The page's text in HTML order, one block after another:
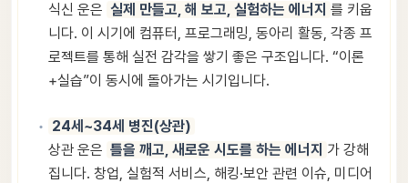
식신 운은 실제 만들고, 해 보고, 실험하는 에너지 를 키웁
니다. 이 시기에 컴퓨터, 프로그래밍, 동아리 활동, 각종 프
로젝트를 통해 실전 감각을 쌓기 좋은 구조입니다. “이론
+실습”이 동시에 돌아가는 시기입니다.
24세~34세 병진(상관)
상관 운은 틀을 깨고, 새로운 시도를 하는 에너지 가 강해
집니다. 창업, 실험적 서비스, 해킹·보안 관련 이슈, 미디어